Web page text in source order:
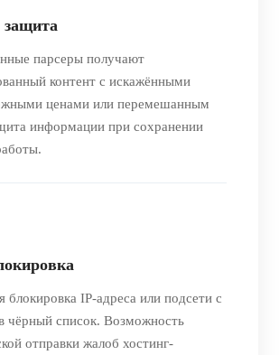
парсеры получают
контент с искажёнными
ценами или перемешанным
информации при сохранении
блокировка IP-адреса или подсети с
чёрный список. Возможность
отправки жалоб хостинг-